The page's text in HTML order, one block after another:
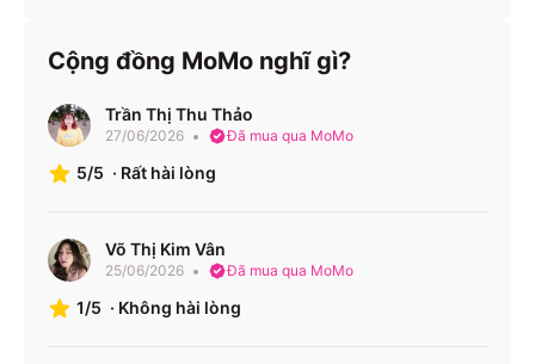
Liên Chiểu - Đà Nẵng đi Buôn Hồ - Đắk Lắk
Tam Kỳ - Quảng Nam đi Pleiku - Gia Lai
Tam Kỳ - Quảng Nam đi Chư Sê - Gia Lai
Tam Kỳ - Quảng Nam đi Ea H`leo - Đắk Lắk
Văn phòng nhà xe:
Cộng đồng MoMo nghĩ gì?
Trần Thị Thu Thảo
27/06/2026 Đã mua qua MoMo
5/5 · Rất hài lòng
Võ Thị Kim Vân
25/06/2026 Đã mua qua MoMo
1/5 · Không hài lòng